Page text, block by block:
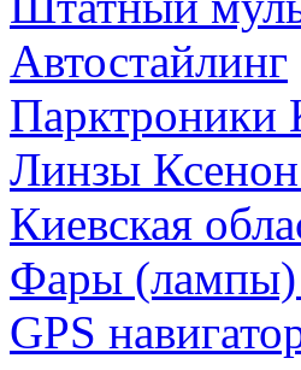
Автостайлинг
Парктроники
Линзы
Киевская
Фары (лампы)
GPS